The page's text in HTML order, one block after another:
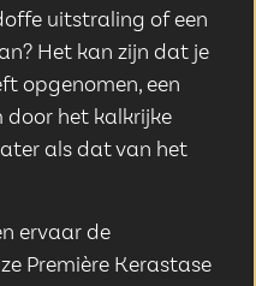
uitstraling of een
Het kan zijn dat je
opgenomen, een
door het kalkrijke
als dat van het
ervaar de
Première Kerastase